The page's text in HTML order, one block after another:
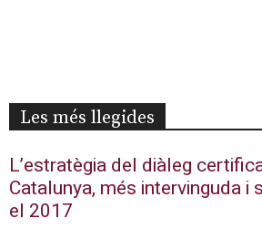
Les més llegides
L’estratègia del diàleg
Catalunya, més intervinguda i
el 2017